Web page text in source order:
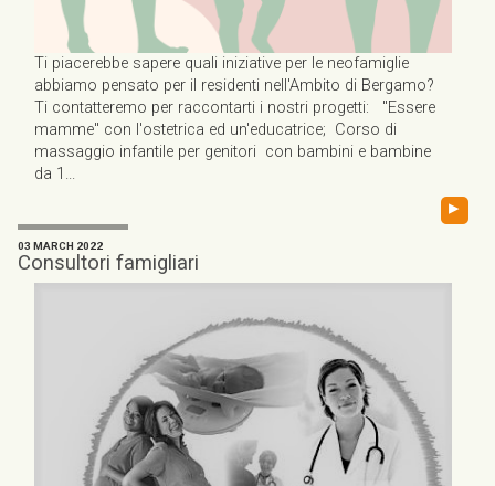
Ti piacerebbe sapere quali iniziative per le neofamiglie
abbiamo pensato per il residenti nell'Ambito di Bergamo?
Ti contatteremo per raccontarti i nostri progetti: "Essere
mamme" con l'ostetrica ed un'educatrice; Corso di
massaggio infantile per genitori con bambini e bambine
da 1...
▸
03 MARCH 2022
Consultori famigliari